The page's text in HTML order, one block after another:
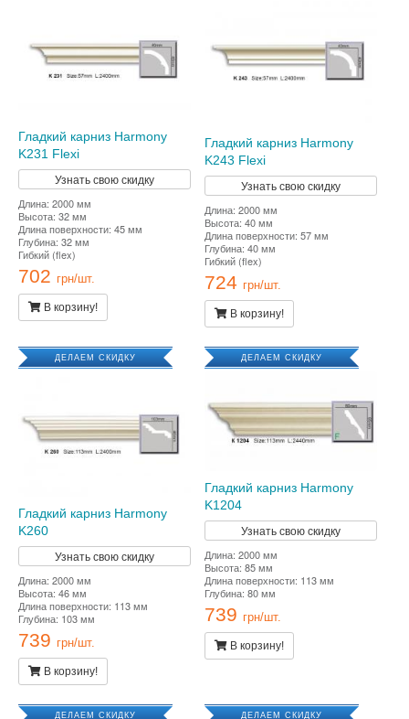
Гладкий карниз Harmony
K231 Flexi
Узнать свою скидку
Длина: 2000 мм
Высота: 32 мм
Длина поверхности: 45 мм
Глубина: 32 мм
Гибкий (flex)
702 грн/шт.
В корзину!
Гладкий карниз Harmony
K243 Flexi
Узнать свою скидку
Длина: 2000 мм
Высота: 40 мм
Длина поверхности: 57 мм
Глубина: 40 мм
Гибкий (flex)
724 грн/шт.
В корзину!
ДЕЛАЕМ СКИДКУ
Гладкий карниз Harmony
K260
Узнать свою скидку
Длина: 2000 мм
Высота: 46 мм
Длина поверхности: 113 мм
Глубина: 103 мм
739 грн/шт.
В корзину!
ДЕЛАЕМ СКИДКУ
Гладкий карниз Harmony
K1204
Узнать свою скидку
Длина: 2000 мм
Высота: 85 мм
Длина поверхности: 113 мм
Глубина: 80 мм
739 грн/шт.
В корзину!
ДЕЛАЕМ СКИДКУ ДЕЛАЕМ СКИДКУ